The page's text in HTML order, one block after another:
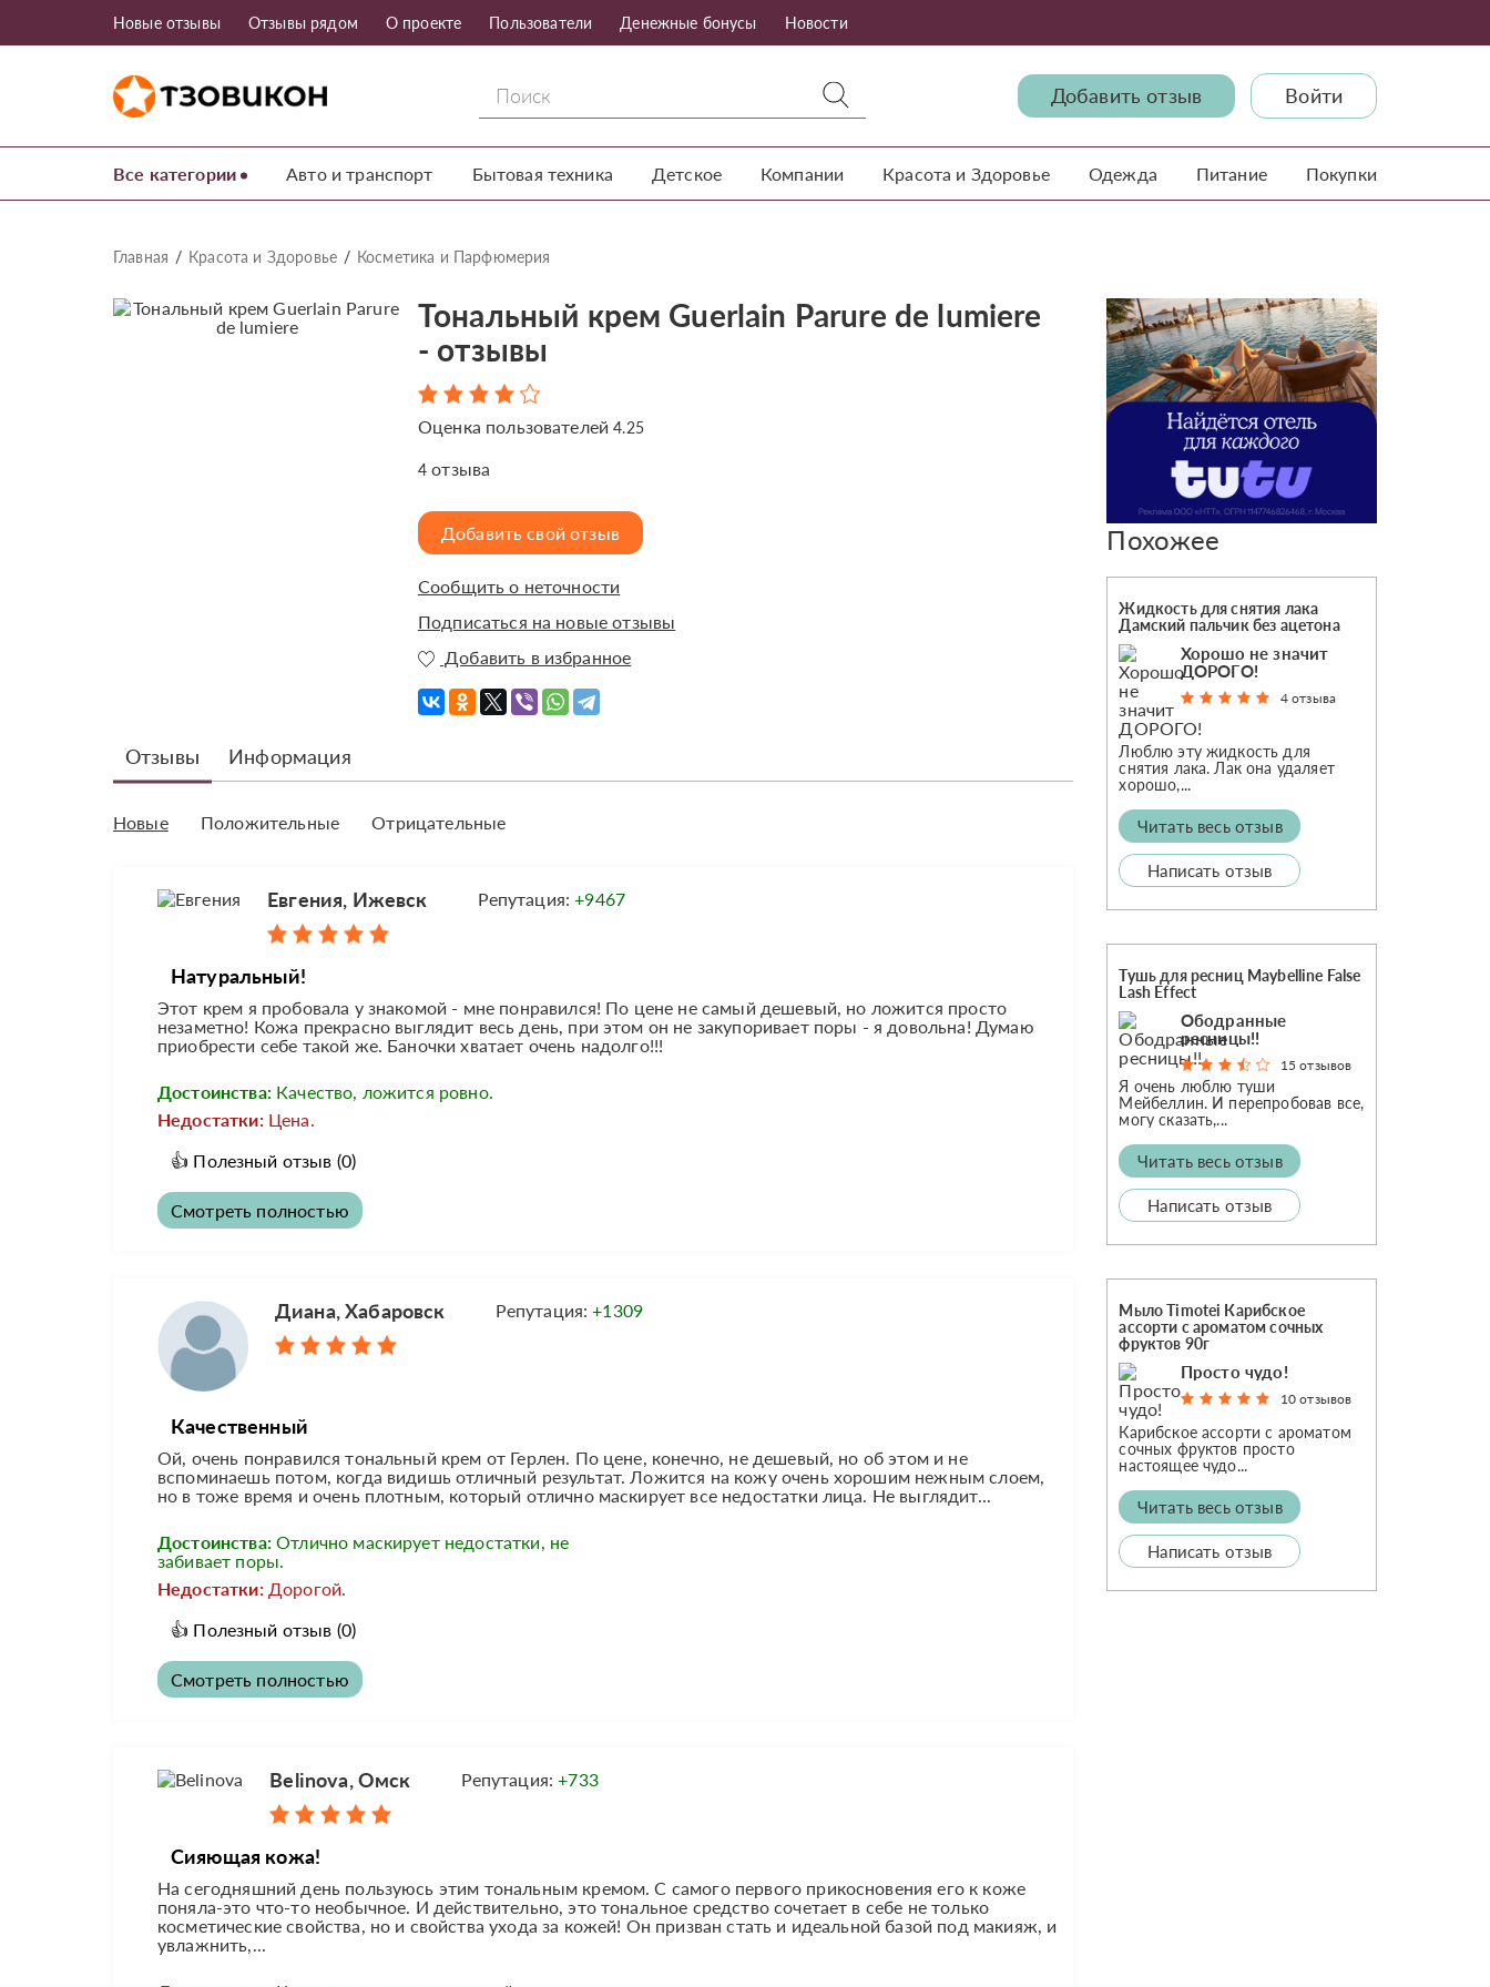
Новые отзывы Отзывы рядом О проекте Пользователи Денежные бонусы Новости
Добавить отзыв Войти
Все категории Авто и транспорт Бытовая техника Детское Компании Красота и Здоровье Одежда Питание Покупки
Главная Красота и Здоровье Косметика и Парфюмерия
Тональный крем Guerlain Parure de lumiere
- отзывы
Оценка пользователей4.25
4 отзыва
Добавить свой отзыв
Сообщить о неточности
Подписаться на новые отзывы
Добавить в избранное
Отзывы Информация
Новые Положительные Отрицательные
Евгения, Ижевск Репутация:+9467
Натуральный!
Этот крем я пробовала у знакомой - мне понравился! По цене не самый дешевый, но ложится просто
незаметно! Кожа прекрасно выглядит весь день, при этом он не закупоривает поры - я довольна! Думаю
приобрести себе такой же. Баночки хватает очень надолго!!!
Достоинства: Качество, ложится ровно.
Недостатки: Цена.
👍 Полезный отзыв (0)
Смотреть полностью
Диана, Хабаровск Репутация:+1309
Качественный
Ой, очень понравился тональный крем от Герлен. По цене, конечно, не дешевый, но об этом и не
вспоминаешь потом, когда видишь отличный результат. Ложится на кожу очень хорошим нежным слоем,
но в тоже время и очень плотным, который отлично маскирует все недостатки лица. Не выглядит...
Достоинства: Отлично маскирует недостатки, не
забивает поры.
Недостатки: Дорогой.
👍 Полезный отзыв (0)
Смотреть полностью
Belinovа, Омск Репутация:+733
Сияющая кожа!
На сегодняшний день пользуюсь этим тональным кремом. С самого первого прикосновения его к коже
поняла-это что-то необычное. И действительно, это тональное средство сочетает в себе не только
косметические свойства, но и свойства ухода за кожей! Он призван стать и идеальной базой под макияж, и
увлажнить,...
Похожее
Жидкость для снятия лака
Дамский пальчик без ацетона
Хорошо не значит
ДОРОГО!
4 отзыва
Люблю эту жидкость для
снятия лака. Лак она удаляет
хорошо,...
Читать весь отзыв
Написать отзыв
Тушь для ресниц Maybelline False
Lash Effect
Ободранные
ресницы!!
15 отзывов
Я очень люблю туши
Мейбеллин. И перепробовав все,
могу сказать,...
Читать весь отзыв
Написать отзыв
Мыло Timotei Карибское
ассорти с ароматом сочных
фруктов 90г
Просто чудо!
10 отзывов
Карибское ассорти с ароматом
сочных фруктов просто
настоящее чудо...
Читать весь отзыв
Написать отзыв